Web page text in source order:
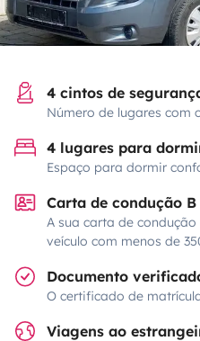
4 cintos de
Número de lugares com
4 lugares para
Espaço para dormir
Carta de condução B
A sua carta de
veículo com menos de
Documento
O certificado de
Viagens ao